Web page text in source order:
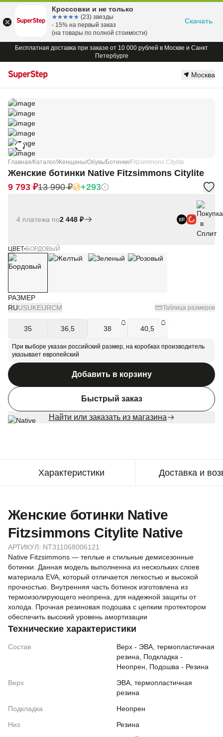
Бесплатная доставка при заказе от 10 000 рублей в Москве и Санкт
Петербурге
Москва
Главная/Каталог/Женщины/Обувь/Ботинки/Fitzsimmons Citylite
Женские ботинки Native Fitzsimmons Citylite
9 793 ₽13 990 ₽ +293
4 платежа по2 448 ₽
ЦВЕТ БОРДОВЫЙ
РАЗМЕР
RUUSUKEURСМ Таблица размеров
35 36,5 38 40,5
При выборе указан российский размер, на коробках производитель
указывает европейский
Добавить в корзину
Быстрый заказ
Найти или заказать из магазина
Характеристики Доставка и
Женские ботинки Native
Fitzsimmons Citylite Native
АРТИКУЛ: NT311068006121
Native Fitzsimmons — теплые и стильные демисезонные
ботинки. Данная модель выполненна из нескольких слоев
материала EVA, который отличается легкостью и высокой
прочностью. Внутренняя часть ботинок изготовлена из
термоизолирующего неопрена, для надежной защиты от
холода. Прочная резиновая подошва с цепким протектором
обеспечить высокий уровень амортизации
Технические характеристики
Состав
Верх - ЭВА, термопластичная
резина, Подкладка -
Неопрен, Подошва - Резина
Верх
ЭВА, термопластичная
резина
Подкладка
Неопрен
Низ
Резина
Кроссовки и не только
☆☆☆☆☆
★★★★★ (23) звезды
- 15% на первый заказ
(на товары по полной стоимости)
Скачать